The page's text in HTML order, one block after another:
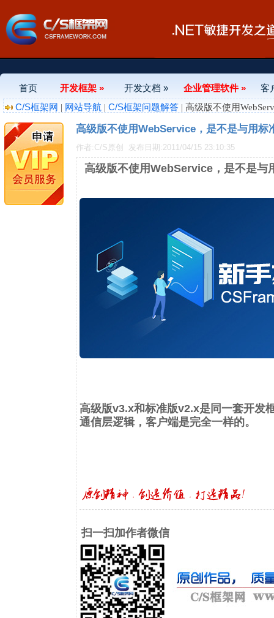
首页 开发框架 » 开发文档 » 企业管理软件 »
客
C/S框架网 | 网站导航 | C/S框架问题解答 | 高级版不使用
高级版不使用WebService，是不是与用标
作者:C/S原创 发布日期:2011/04/15 23:10:35
高级版不使用WebService，是不是与
高级版v3.x和标准版v2.x是同一套开发
通信层逻辑，客户端是完全一样的。
扫一扫加作者微信